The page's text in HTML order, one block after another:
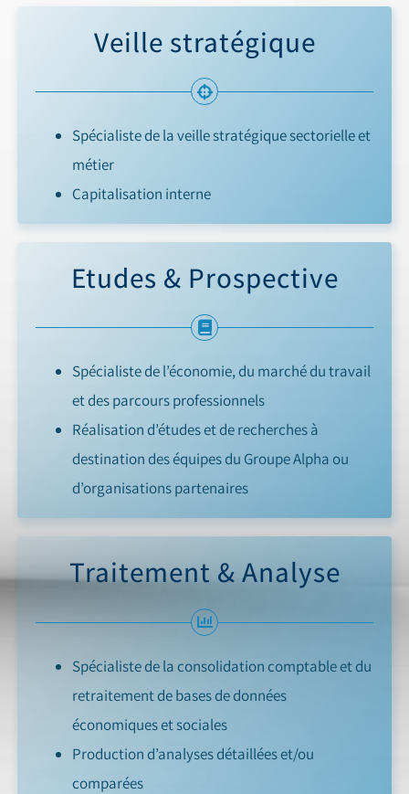
Veille stratégique
Spécialiste de la veille stratégique sectorielle et
métier
Capitalisation interne
Etudes & Prospective
Spécialiste de l’économie, du marché du travail
et des parcours professionnels
Réalisation d’études et de recherches à
destination des équipes du Groupe Alpha ou
d’organisations partenaires
Traitement & Analyse
Spécialiste de la consolidation comptable et du
retraitement de bases de données
économiques et sociales
Production d’analyses détaillées et/ou
comparées